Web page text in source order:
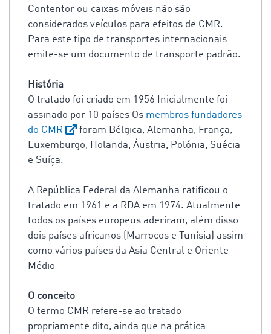
Contentor ou caixas móveis não são
considerados veículos para efeitos de CMR.
Para este tipo de transportes internacionais
emite-se um documento de transporte padrão.
História
O tratado foi criado em 1956 Inicialmente foi
assinado por 10 países Os membros fundadores
do CMR
foram Bélgica, Alemanha, França,
Luxemburgo, Holanda, Áustria, Polónia, Suécia
e Suíça.
A República Federal da Alemanha ratificou o
tratado em 1961 e a RDA em 1974. Atualmente
todos os países europeus aderiram, além disso
dois países africanos (Marrocos e Tunísia) assim
como vários países da Asia Central e Oriente
Médio
O conceito
O termo CMR refere-se ao tratado
propriamente dito, ainda que na prática